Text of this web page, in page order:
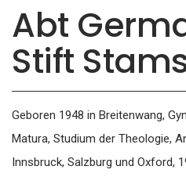
Abt
Stift
Geboren 1948 in Breitenwang,
Matura, Studium der Theologie,
Innsbruck, Salzburg und Oxford,